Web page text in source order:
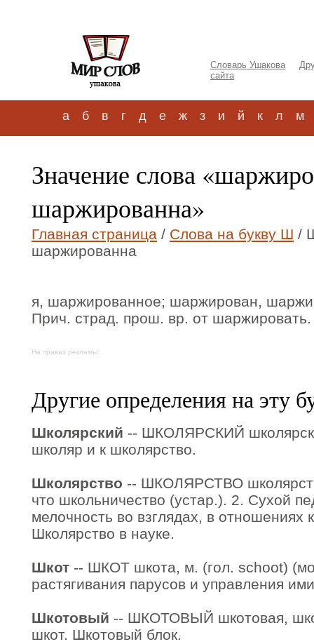
Словарь Ушакова
сайта
а б в г д е ж з и й к л м
Значение слова
шаржированна»
Главная страница / Слова на букву Ш /
шаржированна
я, шаржированное; шаржирован,
Прич. страд. прош. вр. от шаржировать.
На правах рекламы:
Другие определения на эту
Школярский -- ШКОЛЯРСКИЙ
школяр и к школярство.
Школярство -- ШКОЛЯРСТВО
что школьничество (устар.). 2. Сухой
мелочность во взглядах, в отношениях
Школярство в науке.
Шкот -- ШКОТ шкота, м. (гол. schoot)
растягивания парусов и управления
Шкотовый -- ШКОТОВЫЙ шкотовая,
шкот. Шкотовый блок.